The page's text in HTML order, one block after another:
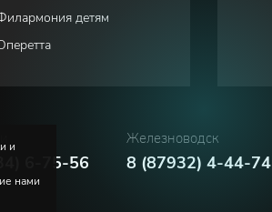
детям
6-75-56
Железноводск
8 (87932) 4-44-74
и
нами